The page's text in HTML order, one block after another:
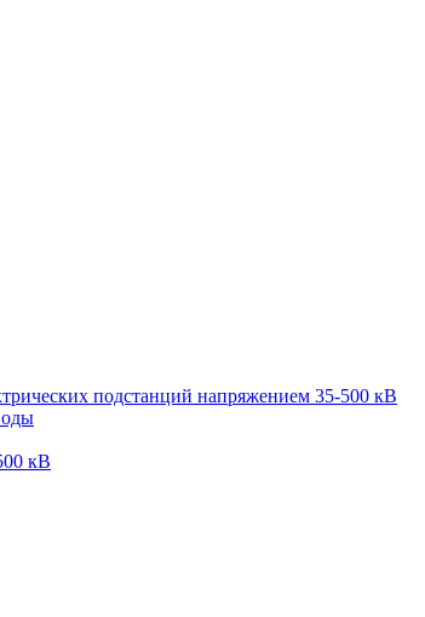
подстанций напряжением 35-500 кВ
кВ